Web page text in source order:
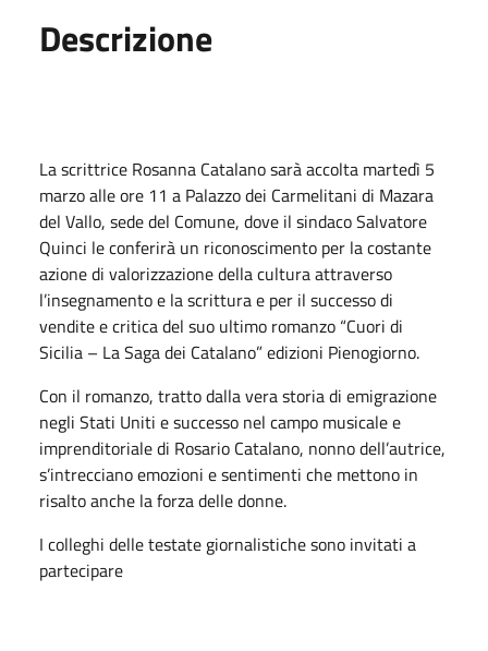
Descrizione
La scrittrice Rosanna Catalano sarà accolta martedì 5
marzo alle ore 11 a Palazzo dei Carmelitani di Mazara
del Vallo, sede del Comune, dove il sindaco Salvatore
Quinci le conferirà un riconoscimento per la costante
azione di valorizzazione della cultura attraverso
l’insegnamento e la scrittura e per il successo di
vendite e critica del suo ultimo romanzo “Cuori di
Sicilia – La Saga dei Catalano” edizioni Pienogiorno.
Con il romanzo, tratto dalla vera storia di emigrazione
negli Stati Uniti e successo nel campo musicale e
imprenditoriale di Rosario Catalano, nonno dell’autrice,
s’intrecciano emozioni e sentimenti che mettono in
risalto anche la forza delle donne.
I colleghi delle testate giornalistiche sono invitati a
partecipare